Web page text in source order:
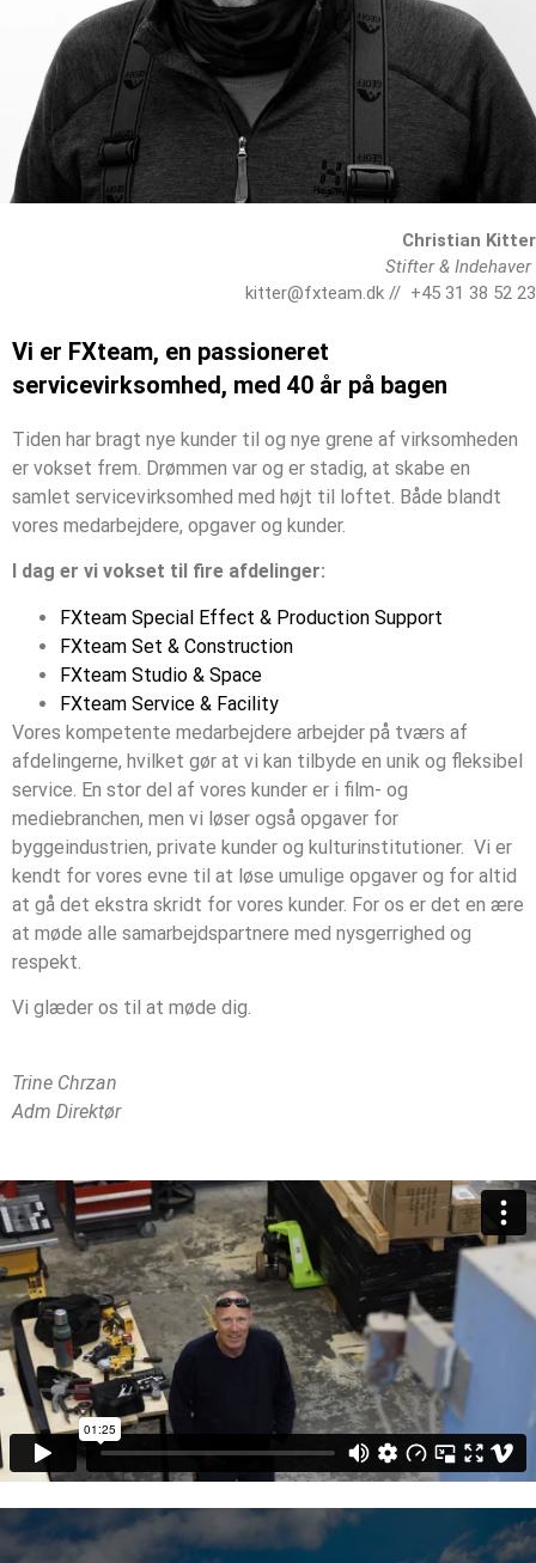
Christian Kitter
Stifter & Indehaver
kitter@fxteam.dk // +45 31 38 52 23
Vi er FXteam, en passioneret
servicevirksomhed, med 40 år på bagen
Tiden har bragt nye kunder til og nye grene af virksomheden
er vokset frem. Drømmen var og er stadig, at skabe en
samlet servicevirksomhed med højt til loftet. Både blandt
vores medarbejdere, opgaver og kunder.
I dag er vi vokset til fire afdelinger:
FXteam Special Effect & Production Support
FXteam Set & Construction
FXteam Studio & Space
FXteam Service & Facility
Vores kompetente medarbejdere arbejder på tværs af
afdelingerne, hvilket gør at vi kan tilbyde en unik og fleksibel
service. En stor del af vores kunder er i film- og
mediebranchen, men vi løser også opgaver for
byggeindustrien, private kunder og kulturinstitutioner. Vi er
kendt for vores evne til at løse umulige opgaver og for altid
at gå det ekstra skridt for vores kunder. For os er det en ære
at møde alle samarbejdspartnere med nysgerrighed og
respekt.
Vi glæder os til at møde dig.
Trine Chrzan
Adm Direktør